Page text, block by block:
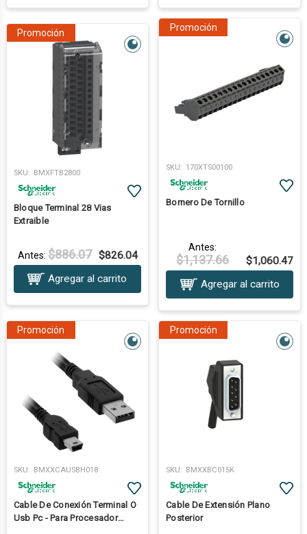
Promoción
SKU: BMXFTB2800
Bloque Terminal 28 Vias
Extraible
Antes:$886.07 $826.04
Agregar al carrito
Promoción
SKU: 170XTS00100
Bornero De Tornillo
Antes:
$1,137.66
$1,060.47
Agregar al carrito
Promoción
SKU: BMXXCAUSBH018
Cable De Conexión Terminal O
Usb Pc - Para Procesador
Promoción
SKU: BMXXBC015K
Cable De Extensión Plano
Posterior